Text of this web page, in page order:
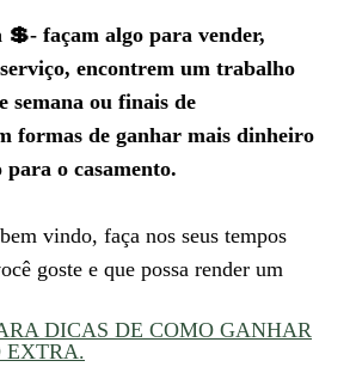
💲- façam algo para vender,
encontrem um trabalho
semana ou finais de
formas de ganhar mais dinheiro
o casamento.
vindo, faça nos seus tempos
goste e que possa render um
DICAS DE COMO GANHAR
EXTRA.